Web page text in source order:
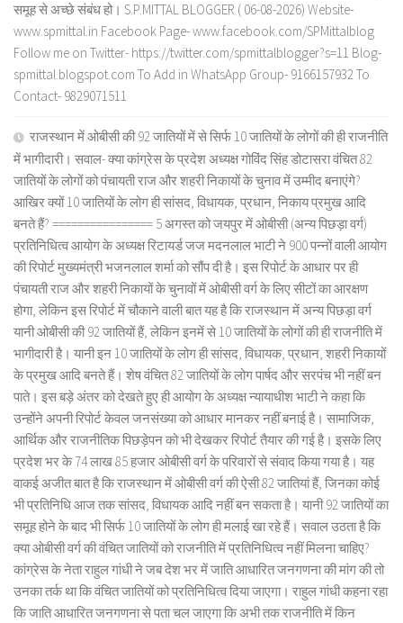
समूह से अच्छे संबंध हो। S.P.MITTAL BLOGGER ( 06-08-2026) Website-
www.spmittal.in Facebook Page- www.facebook.com/SPMittalblog
Follow me on Twitter- https://twitter.com/spmittalblogger?s=11 Blog-
spmittal.blogspot.com To Add in WhatsApp Group- 9166157932 To
Contact- 9829071511
राजस्थान में ओबीसी की 92 जातियों में से सिर्फ 10 जातियों के लोगों की ही राजनीति
में भागीदारी। सवाल- क्या कांग्रेस के प्रदेश अध्यक्ष गोविंद सिंह डोटासरा वंचित 82
जातियों के लोगों को पंचायती राज और शहरी निकायों के चुनाव में उम्मीद बनाएंगे?
आखिर क्यों 10 जातियों के लोग ही सांसद, विधायक, प्रधान, निकाय प्रमुख आदि
बनते हैं? ================ 5 अगस्त को जयपुर में ओबीसी (अन्य पिछड़ा वर्ग)
प्रतिनिधित्व आयोग के अध्यक्ष रिटायर्ड जज मदनलाल भाटी ने 900 पन्नों वाली आयोग
की रिपोर्ट मुख्यमंत्री भजनलाल शर्मा को सौंप दी है। इस रिपोर्ट के आधार पर ही
पंचायती राज और शहरी निकायों के चुनावों में ओबीसी वर्ग के लिए सीटों का आरक्षण
होगा, लेकिन इस रिपोर्ट में चौकाने वाली बात यह है कि राजस्थान में अन्य पिछड़ा वर्ग
यानी ओबीसी की 92 जातियों हैं, लेकिन इनमें से 10 जातियों के लोगों की ही राजनीति में
भागीदारी है। यानी इन 10 जातियों के लोग ही सांसद, विधायक, प्रधान, शहरी निकायों
के प्रमुख आदि बनते हैं। शेष वंचित 82 जातियों के लोग पार्षद और सरपंच भी नहीं बन
पाते। इस बड़े अंतर को देखते हुए ही आयोग के अध्यक्ष न्यायाधीश भाटी ने कहा कि
उन्होंने अपनी रिपोर्ट केवल जनसंख्या को आधार मानकर नहीं बनाई है। सामाजिक,
आर्थिक और राजनीतिक पिछड़ेपन को भी देखकर रिपोर्ट तैयार की गई है। इसके लिए
प्रदेश भर के 74 लाख 85 हजार ओबीसी वर्ग के परिवारों से संवाद किया गया है। यह
वाकई अजीत बात है कि राजस्थान में ओबीसी वर्ग की ऐसी 82 जातियां हैं, जिनका कोई
भी प्रतिनिधि आज तक सांसद, विधायक आदि नहीं बन सकता है। यानी 92 जातियों का
समूह होने के बाद भी सिर्फ 10 जातियों के लोग ही मलाई खा रहे हैं। सवाल उठता है कि
क्या ओबीसी वर्ग की वंचित जातियों को राजनीति में प्रतिनिधित्व नहीं मिलना चाहिए?
कांग्रेस के नेता राहुल गांधी ने जब देश भर में जाति आधारित जनगणना की मांग की तो
उनका तर्क था कि वंचित जातियों को प्रतिनिधित्व दिया जाएगा। राहुल गांधी कहना रहा
कि जाति आधारित जनगणना से पता चल जाएगा कि अभी तक राजनीति में किन